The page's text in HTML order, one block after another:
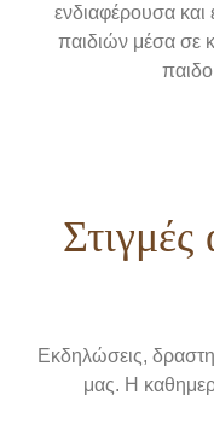
ενδιαφέρουσα και
παιδιών μέσα σε
Εκδηλώσεις,
μας. Η